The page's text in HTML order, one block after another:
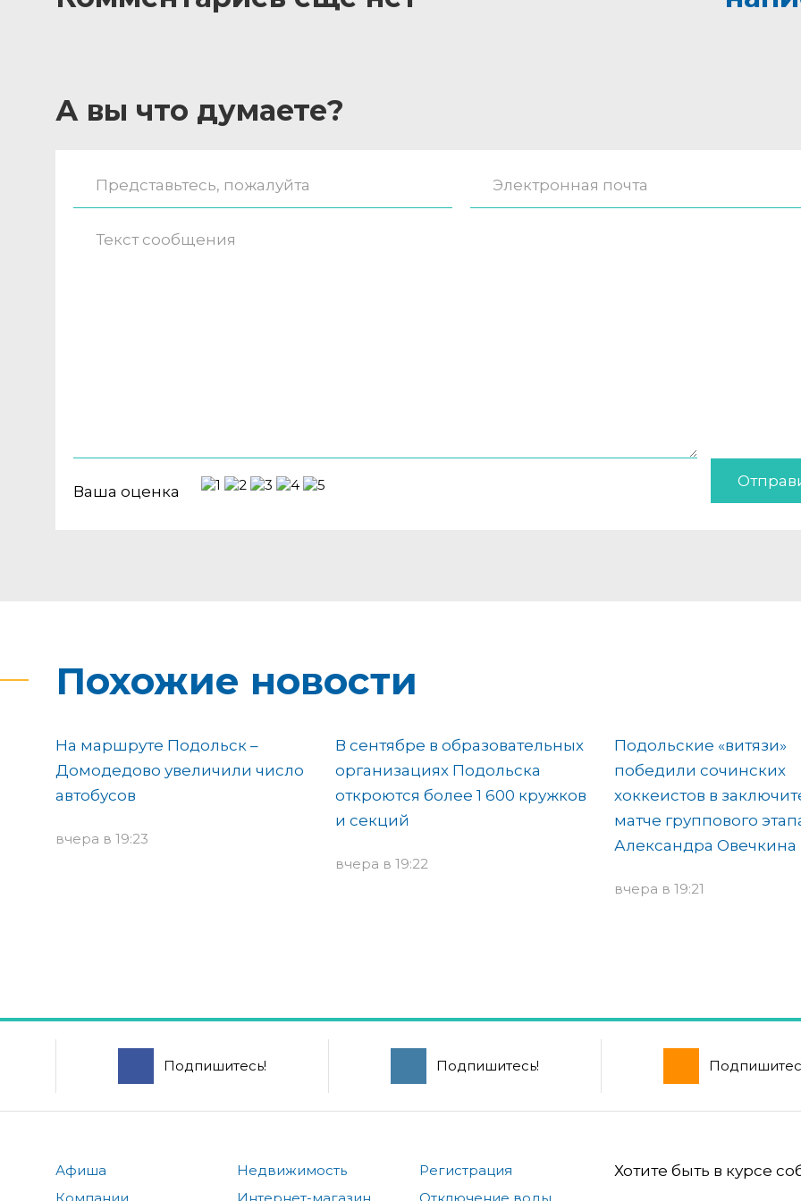
А вы что думаете?
Ваша оценка
Похожие новости
На маршруте Подольск –
Домодедово увеличили число
автобусов
вчера в 19:23
В сентябре в образовательных
организациях Подольска
откроются более 1 600 кружков
и секций
вчера в 19:22
Подольские «витязи»
победили сочинских
хоккеистов в
матче группового
Александра Овечкина
вчера в 19:21
Подпишитесь! Подпишитесь!
Афиша
Компании
Недвижимость
Интернет-магазин
Регистрация
Отключение воды
Хотите быть в курсе